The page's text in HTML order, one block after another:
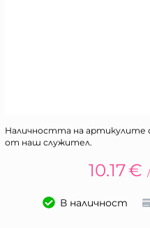
Наличността на артикулите
от наш служител.
10.17€ /
В наличност